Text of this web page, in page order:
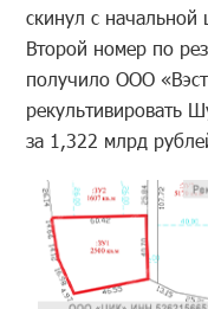
скинул с
Второй номер по
получило ООО
рекультивировать
за 1,322 млрд